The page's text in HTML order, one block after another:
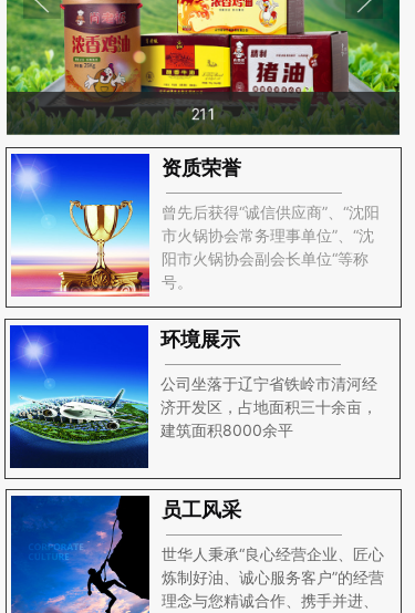
211
资质荣誉
曾先后获得“诚信供应商”、“沈阳
市火锅协会常务理事单位”、“沈
阳市火锅协会副会长单位“等称
号。
环境展示
公司坐落于辽宁省铁岭市清河经
济开发区，占地面积三十余亩，
建筑面积8000余平
员工风采
世华人秉承“良心经营企业、匠心
炼制好油、诚心服务客户”的经营
理念与您精诚合作、携手并进、